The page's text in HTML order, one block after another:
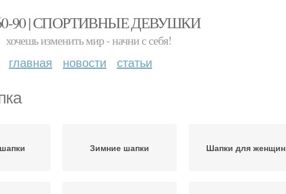
90 | СПОРТИВНЫЕ ДЕВУШКИ
хочешь изменить мир - начни с себя!
главная новости статьи
Зимние шапки Шапки для женщин